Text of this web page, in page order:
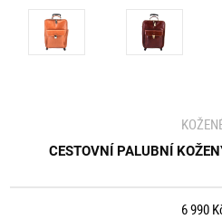
CESTOVNÍ PALUBNÍ
6 990